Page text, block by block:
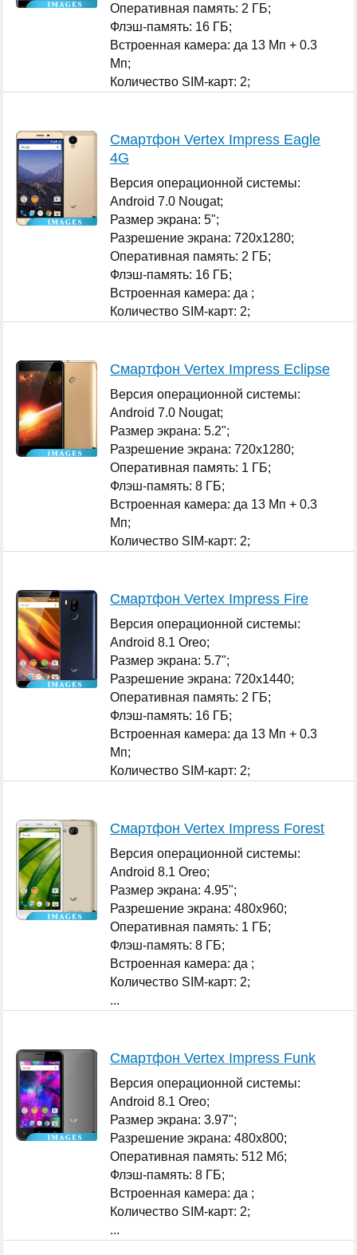
Оперативная память: 2 ГБ;
Флэш-память: 16 ГБ;
Встроенная камера: да 13 Мп + 0.3
Мп;
Количество SIM-карт: 2;
Смартфон Vertex Impress Eagle
4G
Версия операционной системы:
Android 7.0 Nougat;
Размер экрана: 5";
Разрешение экрана: 720x1280;
Оперативная память: 2 ГБ;
Флэш-память: 16 ГБ;
Встроенная камера: да ;
Количество SIM-карт: 2;
Смартфон Vertex Impress Eclipse
Версия операционной системы:
Android 7.0 Nougat;
Размер экрана: 5.2";
Разрешение экрана: 720x1280;
Оперативная память: 1 ГБ;
Флэш-память: 8 ГБ;
Встроенная камера: да 13 Мп + 0.3
Мп;
Количество SIM-карт: 2;
Смартфон Vertex Impress Fire
Версия операционной системы:
Android 8.1 Oreo;
Размер экрана: 5.7";
Разрешение экрана: 720x1440;
Оперативная память: 2 ГБ;
Флэш-память: 16 ГБ;
Встроенная камера: да 13 Мп + 0.3
Мп;
Количество SIM-карт: 2;
Смартфон Vertex Impress Forest
Версия операционной системы:
Android 8.1 Oreo;
Размер экрана: 4.95";
Разрешение экрана: 480x960;
Оперативная память: 1 ГБ;
Флэш-память: 8 ГБ;
Встроенная камера: да ;
Количество SIM-карт: 2;
...
Смартфон Vertex Impress Funk
Версия операционной системы:
Android 8.1 Oreo;
Размер экрана: 3.97";
Разрешение экрана: 480x800;
Оперативная память: 512 Мб;
Флэш-память: 8 ГБ;
Встроенная камера: да ;
Количество SIM-карт: 2;
...